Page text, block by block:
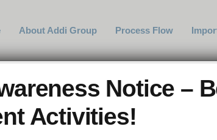
About Addi Group Process Flow
Casino
Notice –
Activities!